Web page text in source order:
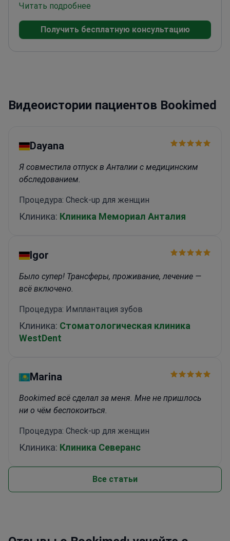
десятилетиями клинического и академического
неврологию в Австрии и на международном
доктор завершил резидентуру в Медицинском
году, что привело к должности доцента. Как
современные стандарты терапии и внес вклад
в руководства по лечению РС.<\/p>
время практикует в Wiener Privatklinik,
продолжает преподавание и исследования в
Читать подробнее
Получить бесплатную консультацию
Видеоистории пациентов Bookimed
Dayana
Я совместила отпуск в Анталии с медицинским
обследованием.
Процедура: Check-up для женщин
Клиника: Клиника Мемориал Анталия
Igor
Было супер! Трансферы, проживание, лечение —
всё включено.
Процедура: Имплантация зубов
Клиника: Стоматологическая клиника
WestDent
Marina
Bookimed всё сделал за меня. Мне не пришлось
ни о чём беспокоиться.
Процедура: Check-up для женщин
Клиника: Клиника Северанс
Все статьи